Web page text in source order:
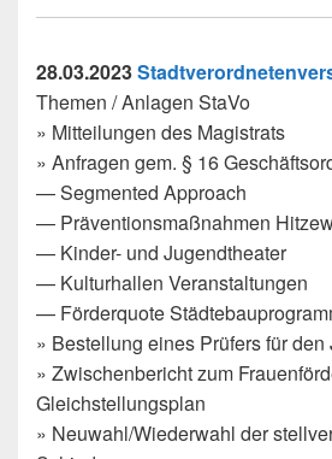
28.03.2023
Themen / Anlagen StaVo
» Mitteilungen des Magistrats
» Anfragen gem. § 16
— Segmented Approach
— Präventionsmaßnahmen
— Kinder- und Jugendtheater
— Kulturhallen Veranstaltungen
— Förderquote
» Bestellung eines Prüfers für
» Zwischenbericht zum
Gleichstellungsplan
» Neuwahl/Wiederwahl der